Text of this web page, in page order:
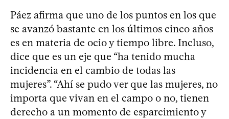
Páez afirma que uno de los puntos en los que
se avanzó bastante en los últimos cinco años
es en materia de ocio y tiempo libre. Incluso,
dice que es un eje que “ha tenido mucha
incidencia en el cambio de todas las
mujeres”. “Ahí se pudo ver que las mujeres, no
importa que vivan en el campo o no, tienen
derecho a un momento de esparcimiento y